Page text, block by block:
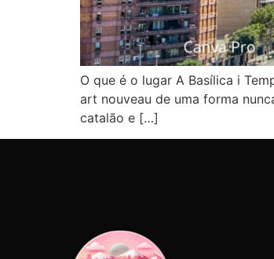
O que é o lugar A Basílica i
art nouveau de uma forma
catalão e […]